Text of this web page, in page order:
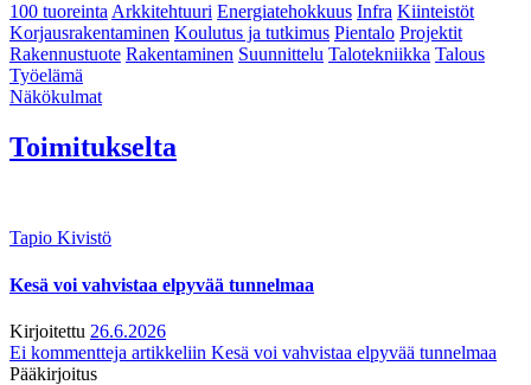
100 tuoreintaArkkitehtuuri Energiatehokkuus Infra Kiinteistöt
Korjausrakentaminen Koulutus ja tutkimus Pientalo Projektit
Rakennustuote Rakentaminen Suunnittelu Talotekniikka Talous
Työelämä
Näkökulmat
Toimitukselta
Tapio Kivistö
Kesä voi vahvistaa elpyvää tunnelmaa
Kirjoitettu 26.6.2026
Ei kommentteja artikkeliin Kesä voi vahvistaa elpyvää tunnelmaa
Pääkirjoitus